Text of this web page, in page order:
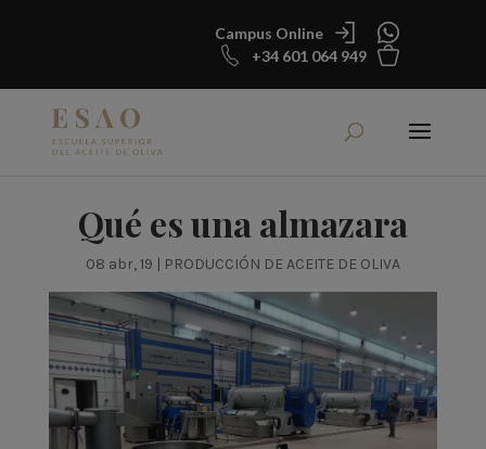
Campus Online
+34 601 064 949
Qué es una almazara
08 abr, 19 | PRODUCCIÓN DE ACEITE DE OLIVA